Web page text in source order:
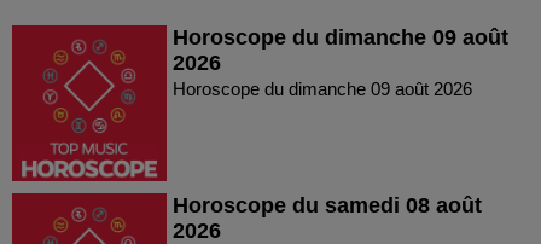
Horoscope du dimanche 09 août
2026
Horoscope du dimanche 09 août 2026
Horoscope du samedi 08 août
2026